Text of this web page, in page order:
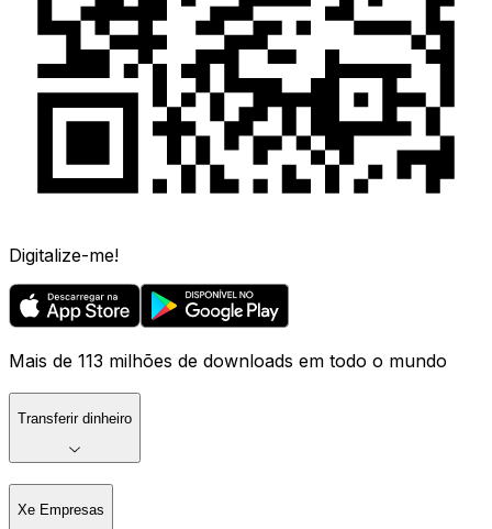
Digitalize-me!
Mais de 113 milhões de downloads em todo o mundo
Transferir dinheiro
Xe Empresas